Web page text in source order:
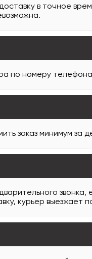
в точное
по номеру
заказ минимум за
курьер выезжает